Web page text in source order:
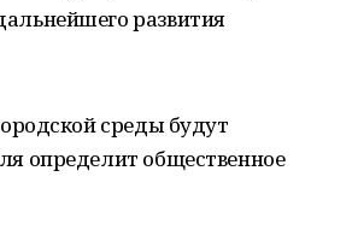
развития
среды будут
определит общественное